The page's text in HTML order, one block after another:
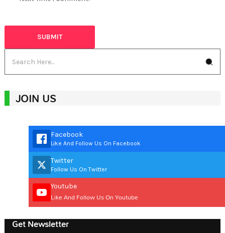
JOIN US
Facebook
Like And Follow Us On Facebook
Twitter
Follow Us On Twitter
Youtube
Like And Follow Us On Youtube
Get Newsletter